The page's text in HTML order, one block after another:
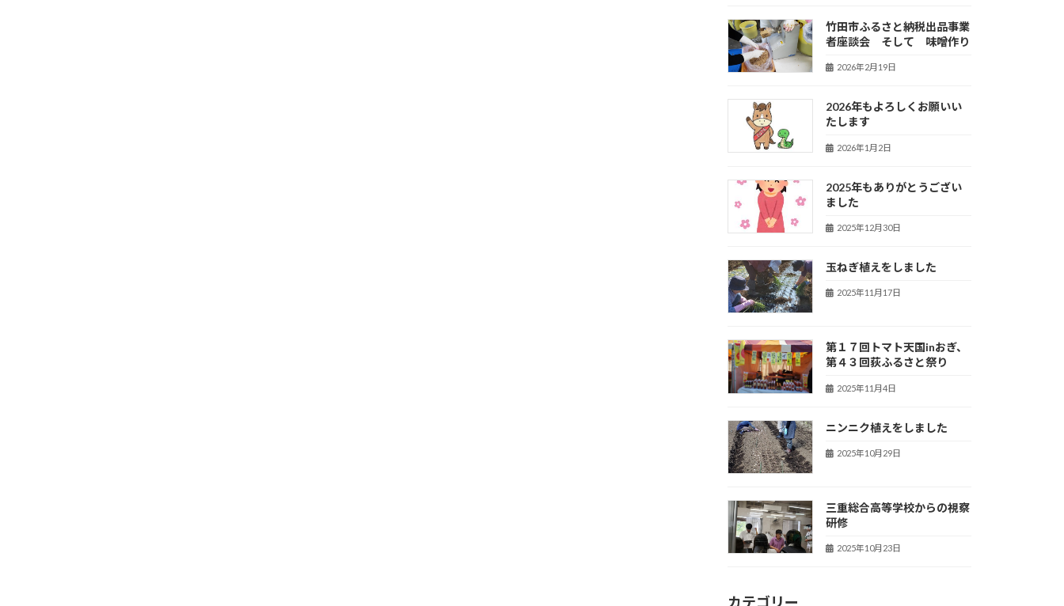
竹田市ふるさと納税出品事業
者座談会 そして 味噌作り
2026年2月19日
2026年もよろしくお願いい
たします
2026年1月2日
2025年もありがとうござい
ました
2025年12月30日
玉ねぎ植えをしました
2025年11月17日
第１７回トマト天国inおぎ、
第４３回荻ふるさと祭り
2025年11月4日
ニンニク植えをしました
2025年10月29日
三重総合高等学校からの視察
研修
2025年10月23日
カテゴリー